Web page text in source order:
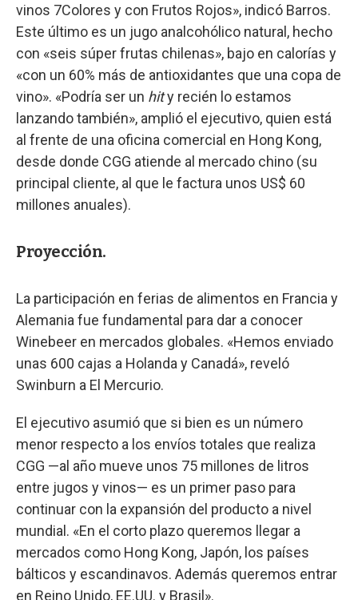
vinos 7Colores y con Frutos Rojos», indicó Barros.
Este último es un jugo analcohólico natural, hecho
con «seis súper frutas chilenas», bajo en calorías y
«con un 60% más de antioxidantes que una copa de
vino». «Podría ser un hity recién lo estamos
lanzando también», amplió el ejecutivo, quien está
al frente de una oficina comercial en Hong Kong,
desde donde CGG atiende al mercado chino (su
principal cliente, al que le factura unos US$ 60
millones anuales).
Proyección.
La participación en ferias de alimentos en Francia y
Alemania fue fundamental para dar a conocer
Winebeer en mercados globales. «Hemos enviado
unas 600 cajas a Holanda y Canadá», reveló
Swinburn a El Mercurio.
El ejecutivo asumió que si bien es un número
menor respecto a los envíos totales que realiza
CGG —al año mueve unos 75 millones de litros
entre jugos y vinos— es un primer paso para
continuar con la expansión del producto a nivel
mundial. «En el corto plazo queremos llegar a
mercados como Hong Kong, Japón, los países
bálticos y escandinavos. Además queremos entrar
en Reino Unido, EE.UU. y Brasil».